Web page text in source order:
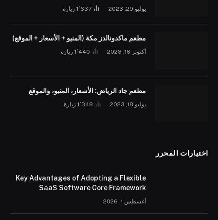
يوليو 29, 2023 1٬637 زيارة
مطعم ماكدونالدز مكة (المنيو + الأسعار + الموقع)
أكتوبر 16, 2023 1٬440 زيارة
مطعم جاد الرياض: الأسعار، المنيو، والموقع
يوليو 18, 2023 1٬348 زيارة
اختيارات المحرر
Key Advantages of Adopting a Flexible
SaaS Software Core Framework
أغسطس 1, 2026